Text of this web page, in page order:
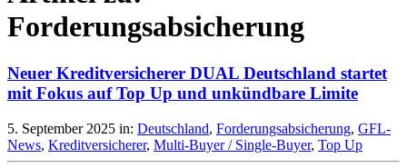
Forderungsabsicherung
Neuer Kreditversicherer DUAL Deutschland startet
mit Fokus auf Top Up und unkündbare Limite
5. September 2025 in: Deutschland, Forderungsabsicherung, GFL-
News, Kreditversicherer, Multi-Buyer / Single-Buyer, Top Up